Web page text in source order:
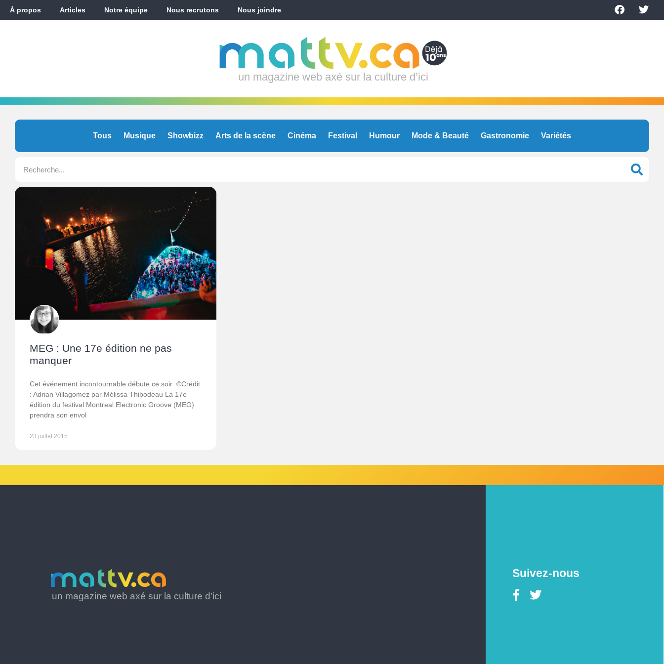
À propos Articles Notre équipe Nous recrutons Nous joindre
un magazine web axé sur la culture d’ici
Tous Musique Showbizz Arts de la scène Cinéma Festival Humour Mode & Beauté Gastronomie Variétés
MEG : Une 17e édition ne pas
manquer
Cet événement incontournable débute ce soir ©Crédit
: Adrian Villagomez par Mélissa Thibodeau La 17e
édition du festival Montreal Electronic Groove (MEG)
prendra son envol
23 juillet 2015
un magazine web axé sur la culture d’ici
Suivez-nous